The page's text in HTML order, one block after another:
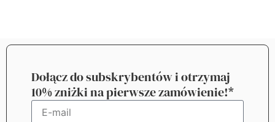
Dołącz do subskrybentów i otrzymaj
10% zniżki na pierwsze zamówienie!*